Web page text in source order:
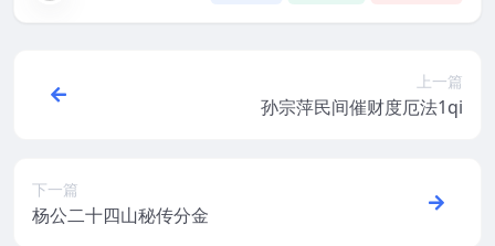
上一篇
孙宗萍民间催财度厄法1qi
下一篇
杨公二十四山秘传分金